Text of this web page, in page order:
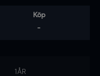
Köp
-
1ÅR